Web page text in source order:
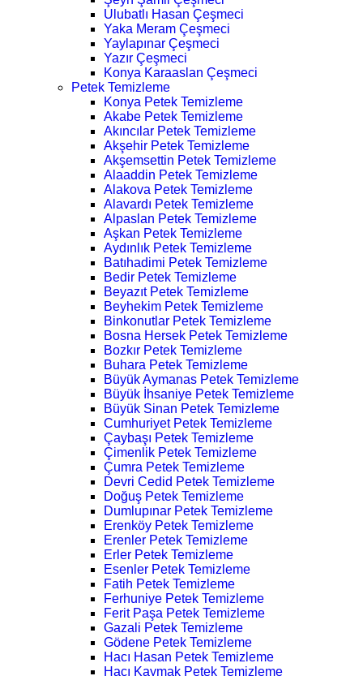
Ulubatlı Hasan Çeşmeci
Yaka Meram Çeşmeci
Yaylapınar Çeşmeci
Yazır Çeşmeci
Konya Karaaslan Çeşmeci
Petek Temizleme
Konya Petek Temizleme
Akabe Petek Temizleme
Akıncılar Petek Temizleme
Akşehir Petek Temizleme
Akşemsettin Petek Temizleme
Alaaddin Petek Temizleme
Alakova Petek Temizleme
Alavardı Petek Temizleme
Alpaslan Petek Temizleme
Aşkan Petek Temizleme
Aydınlık Petek Temizleme
Batıhadimi Petek Temizleme
Bedir Petek Temizleme
Beyazıt Petek Temizleme
Beyhekim Petek Temizleme
Binkonutlar Petek Temizleme
Bosna Hersek Petek Temizleme
Bozkır Petek Temizleme
Buhara Petek Temizleme
Büyük Aymanas Petek Temizleme
Büyük İhsaniye Petek Temizleme
Büyük Sinan Petek Temizleme
Cumhuriyet Petek Temizleme
Çaybaşı Petek Temizleme
Çimenlik Petek Temizleme
Çumra Petek Temizleme
Devri Cedid Petek Temizleme
Doğuş Petek Temizleme
Dumlupınar Petek Temizleme
Erenköy Petek Temizleme
Erenler Petek Temizleme
Erler Petek Temizleme
Esenler Petek Temizleme
Fatih Petek Temizleme
Ferhuniye Petek Temizleme
Ferit Paşa Petek Temizleme
Gazali Petek Temizleme
Gödene Petek Temizleme
Hacı Hasan Petek Temizleme
Hacı Kaymak Petek Temizleme